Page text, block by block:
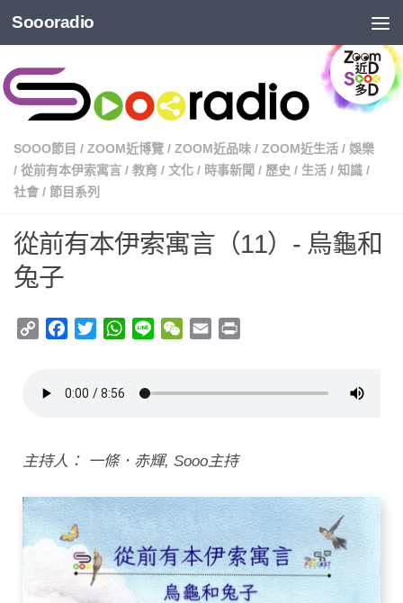
Soooradio
SOOO節目 / ZOOM近博覽 / ZOOM近品味 / ZOOM近生活 / 娛樂
/ 從前有本伊索寓言 / 教育 / 文化 / 時事新聞 / 歷史 / 生活 / 知識 /
社會 / 節目系列
從前有本伊索寓言（11）- 烏龜和
兔子
Copy
Facebook
TwitterWhatsApp
Line WeChat
Email
主持人： 一條．赤輝, Sooo主持